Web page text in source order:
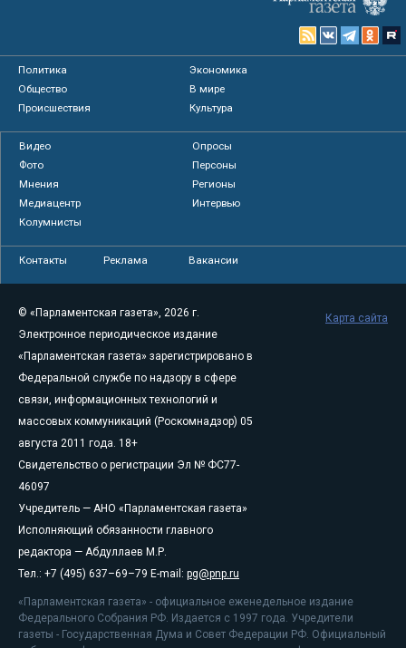
Политика
Экономика
Общество
В мире
Происшествия
Культура
Видео
Опросы
Фото
Персоны
Мнения
Регионы
Медиацентр
Интервью
Колумнисты
Контакты Реклама Вакансии
© «Парламентская газета», 2026 г.
Электронное периодическое издание
«Парламентская газета» зарегистрировано в
Федеральной службе по надзору в сфере
связи, информационных технологий и
массовых коммуникаций (Роскомнадзор) 05
августа 2011 года. 18+
Свидетельство о регистрации Эл № ФС77-
46097
Учредитель — АНО «Парламентская газета»
Исполняющий обязанности главного
редактора — Абдуллаев М.Р.
Тел.: +7 (495) 637–69–79 E-mail: pg@pnp.ru
«Парламентская газета» - официальное еженедельное издание
Федерального Собрания РФ. Издается с 1997 года. Учредители
газеты - Государственная Дума и Совет Федерации РФ. Официальный
Карта сайта